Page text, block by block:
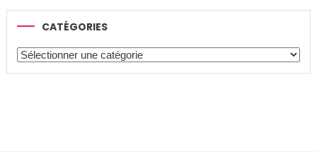
CATÉGORIES
Catégories